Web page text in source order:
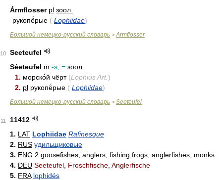
Ármflosser pl зоол.
рукопё́рые ( Lophiidae)
Большой немецко-русский словарь > Armflosser
10
Seeteufel
Séeteufel m -s, = зоол.
1. морско́й чёрт (Lophius Art. )
2. pl рукопё́рые ( Lophiidae)
Большой немецко-русский словарь > Seeteufel
11
11412
1. LAT Lophiidae Rafinesque
2. RUS удильщиковые
3. ENG 2 goosefishes, anglers, fishing frogs, anglerfishes, monks
4. DEU Seeteufel, Froschfische, Anglerfische
5. FRA lophidés